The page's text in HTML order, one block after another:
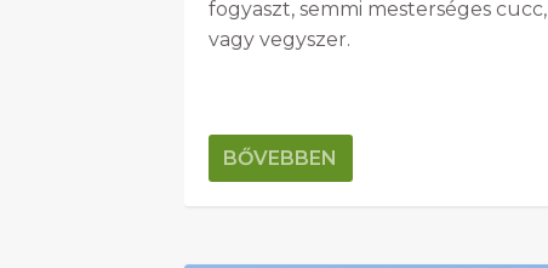
fogyaszt, semmi mesterséges cucc,
vagy vegyszer.
BŐVEBBEN